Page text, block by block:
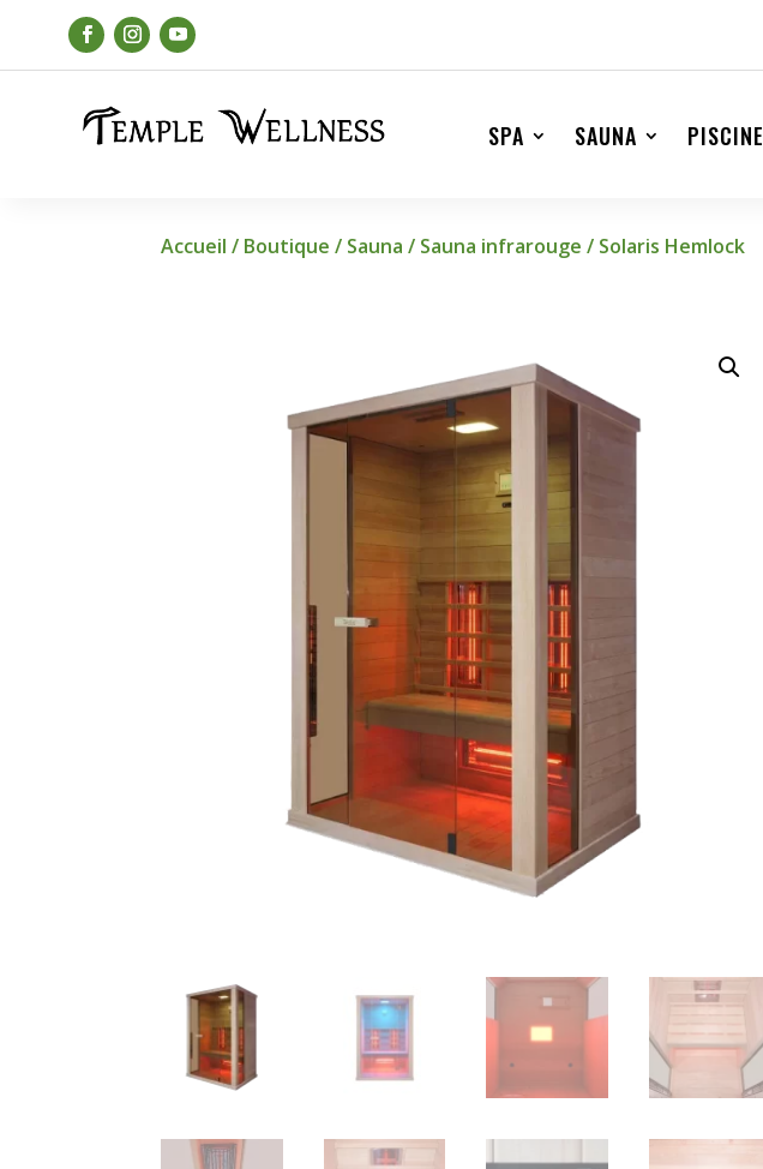
SPA SAUNA PISCINE
Accueil / Boutique / Sauna / Sauna infrarouge / Solaris Hemlock